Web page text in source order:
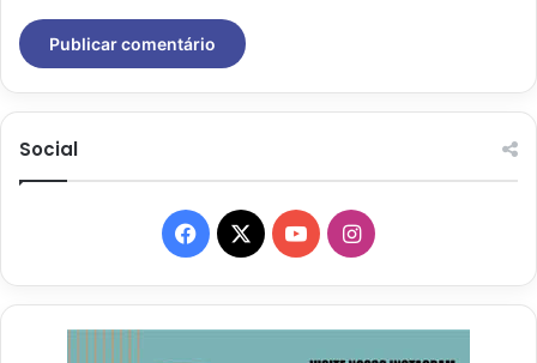
Social
Facebook
X YouTubeInstagram